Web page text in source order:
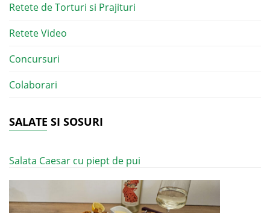
Retete de Torturi si Prajituri
Retete Video
Concursuri
Colaborari
SALATE SI SOSURI
Salata Caesar cu piept de pui